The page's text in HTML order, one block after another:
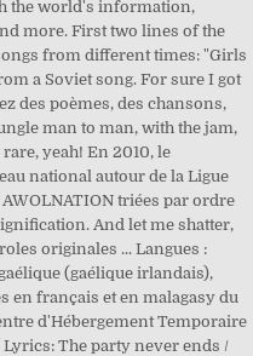
the world's information,
more. First two lines of the
from different times: "Girls
a Soviet song. For sure I got
des poèmes, des chansons,
man to man, with the jam,
yeah! En 2010, le
national autour de la Ligue
triées par ordre
And let me shatter,
originales ... Langues :
(gaélique irlandais),
en français et en malagasy du
d'Hébergement Temporaire
Lyrics: The party never ends /